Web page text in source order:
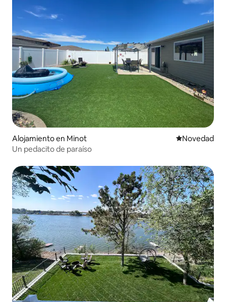
Alojamiento en Minot Lugar para
Novedad
Un pedacito de paraíso